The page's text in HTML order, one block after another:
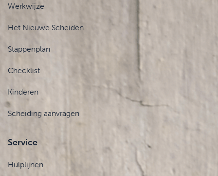
Werkwijze
Het Nieuwe Scheiden
Stappenplan
Checklist
Kinderen
Scheiding aanvragen
Service
Hulplijnen